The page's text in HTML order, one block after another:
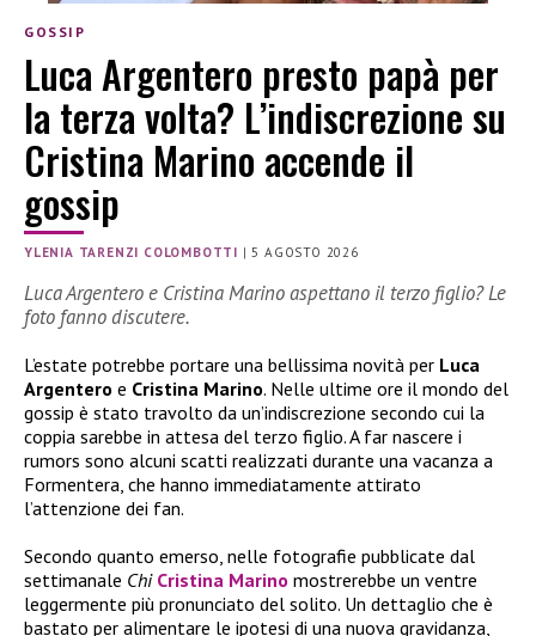
GOSSIP
Luca Argentero presto papà per
la terza volta? L’indiscrezione su
Cristina Marino accende il
gossip
YLENIA TARENZI COLOMBOTTI |5 AGOSTO 2026
Luca Argentero e Cristina Marino aspettano il terzo figlio? Le
foto fanno discutere.
L’estate potrebbe portare una bellissima novità per Luca
Argentero e Cristina Marino. Nelle ultime ore il mondo del
gossip è stato travolto da un’indiscrezione secondo cui la
coppia sarebbe in attesa del terzo figlio. A far nascere i
rumors sono alcuni scatti realizzati durante una vacanza a
Formentera, che hanno immediatamente attirato
l’attenzione dei fan.
Secondo quanto emerso, nelle fotografie pubblicate dal
settimanale Chi Cristina Marino mostrerebbe un ventre
leggermente più pronunciato del solito. Un dettaglio che è
bastato per alimentare le ipotesi di una nuova gravidanza,